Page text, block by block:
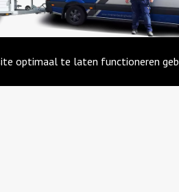
optimaal te laten functioneren